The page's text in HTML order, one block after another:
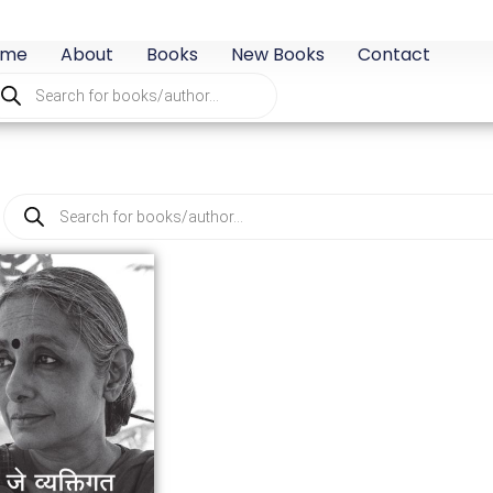
About Books New Books Contact
search